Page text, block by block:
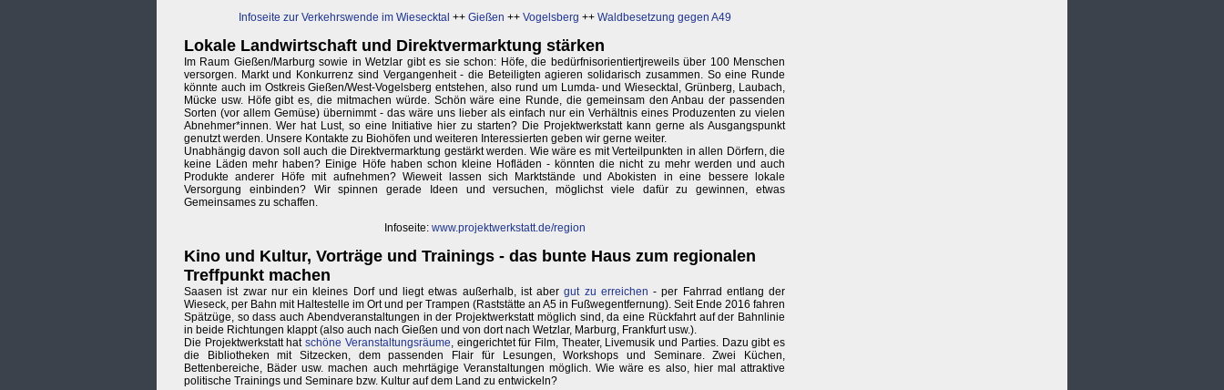
Infoseite zur Verkehrswende im Wiesecktal ++ Gießen ++ Vogelsberg ++ Waldbesetzung gegen A49
Lokale Landwirtschaft und Direktvermarktung stärken
Im Raum Gießen/Marburg sowie in Wetzlar gibt es sie schon: Höfe, die bedürfnisorientiertjreweils über 100 Menschen
versorgen. Markt und Konkurrenz sind Vergangenheit - die Beteiligten agieren solidarisch zusammen. So eine Runde
könnte auch im Ostkreis Gießen/West-Vogelsberg entstehen, also rund um Lumda- und Wiesecktal, Grünberg, Laubach,
Mücke usw. Höfe gibt es, die mitmachen würde. Schön wäre eine Runde, die gemeinsam den Anbau der passenden
Sorten (vor allem Gemüse) übernimmt - das wäre uns lieber als einfach nur ein Verhältnis eines Produzenten zu vielen
Abnehmer*innen. Wer hat Lust, so eine Initiative hier zu starten? Die Projektwerkstatt kann gerne als Ausgangspunkt
genutzt werden. Unsere Kontakte zu Biohöfen und weiteren Interessierten geben wir gerne weiter.
Unabhängig davon soll auch die Direktvermarktung gestärkt werden. Wie wäre es mit Verteilpunkten in allen Dörfern, die
keine Läden mehr haben? Einige Höfe haben schon kleine Hofläden - könnten die nicht zu mehr werden und auch
Produkte anderer Höfe mit aufnehmen? Wieweit lassen sich Marktstände und Abokisten in eine bessere lokale
Versorgung einbinden? Wir spinnen gerade Ideen und versuchen, möglichst viele dafür zu gewinnen, etwas
Gemeinsames zu schaffen.
Infoseite: www.projektwerkstatt.de/region
Kino und Kultur, Vorträge und Trainings - das bunte Haus zum regionalen
Treffpunkt machen
Saasen ist zwar nur ein kleines Dorf und liegt etwas außerhalb, ist abergut zu erreichen - per Fahrrad entlang der
Wieseck, per Bahn mit Haltestelle im Ort und per Trampen (Raststätte an A5 in Fußwegentfernung). Seit Ende 2016 fahren
Spätzüge, so dass auch Abendveranstaltungen in der Projektwerkstatt möglich sind, da eine Rückfahrt auf der Bahnlinie
in beide Richtungen klappt (also auch nach Gießen und von dort nach Wetzlar, Marburg, Frankfurt usw.).
Die Projektwerkstatt hatschöne Veranstaltungsräume, eingerichtet für Film, Theater, Livemusik und Parties. Dazu gibt es
die Bibliotheken mit Sitzecken, dem passenden Flair für Lesungen, Workshops und Seminare. Zwei Küchen,
Bettenbereiche, Bäder usw. machen auch mehrtägige Veranstaltungen möglich. Wie wäre es also, hier mal attraktive
politische Trainings und Seminare bzw. Kultur auf dem Land zu entwickeln?